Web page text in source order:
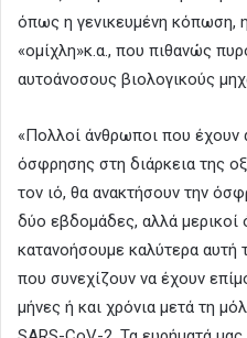
όπως η γενικευμένη κόπωση,
«ομίχλη»κ.α., που πιθανώς
αυτοάνοσους βιολογικούς
«Πολλοί άνθρωποι που έχουν
όσφρησης στη διάρκεια της
τον ιό, θα ανακτήσουν την
δύο εβδομάδες, αλλά μερικοί
κατανοήσουμε καλύτερα
που συνεχίζουν να έχουν
μήνες ή και χρόνια μετά τη